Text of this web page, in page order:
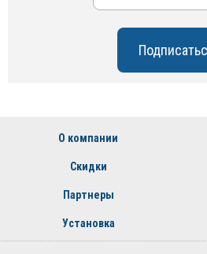
О компании
Скидки
Партнеры
Установка